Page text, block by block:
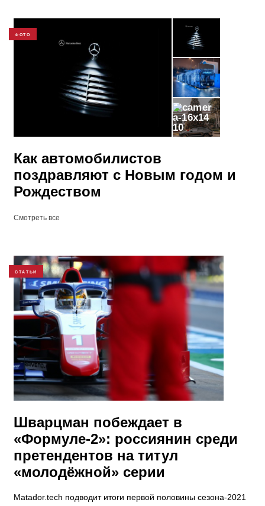
ФОТО
10
Как автомобилистов
поздравляют с Новым годом и
Рождеством
Смотреть все
СТАТЬИ
​Шварцман побеждает в
«Формуле-2»: россиянин среди
претендентов на титул
«молодёжной» серии
Matador.tech подводит итоги первой половины сезона-2021